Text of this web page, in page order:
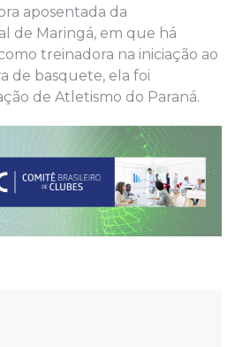
aposentada da
de Maringá, em que há
treinadora na iniciação ao
de basquete, ela foi
de Atletismo do Paraná.